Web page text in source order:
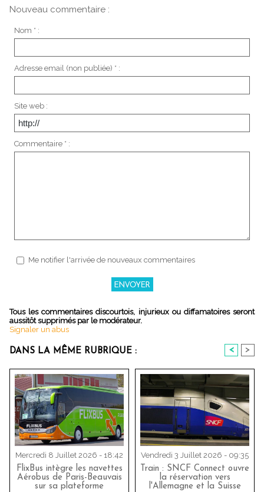
Nouveau commentaire :
Nom * :
Adresse email (non publiée) * :
Site web :
Commentaire * :
Me notifier l'arrivée de nouveaux commentaires
Tous les commentaires discourtois, injurieux ou diffamatoires seront
aussitôt supprimés par le modérateur.
Signaler un abus
DANS LA MÊME RUBRIQUE : < >
Mercredi 8 Juillet 2026 - 18:42
FlixBus intègre les navettes
Aérobus de Paris-Beauvais
sur sa plateforme
Vendredi 3 Juillet 2026 - 09:35
Train : SNCF Connect ouvre
la réservation vers
l'Allemagne et la Suisse